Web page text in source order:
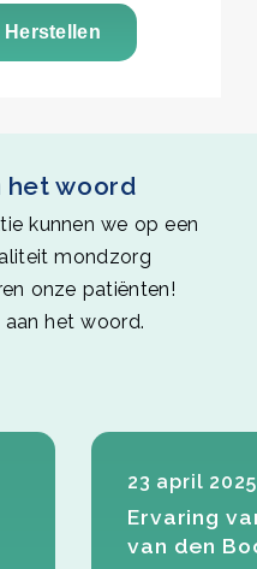
Herstellen
het woord
kunnen we op een
mondzorg
onze patiënten!
het woord.
23 april 2025
Ervaring
van den